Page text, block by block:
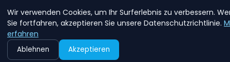
NEW ENERGY JOBS
Wir verwenden Cookies, um Ihr Surferlebnis zu verbessern.
Sie fortfahren, akzeptieren Sie unsere Datenschutzrichtlinie.
erfahren
Ablehnen Akzeptieren